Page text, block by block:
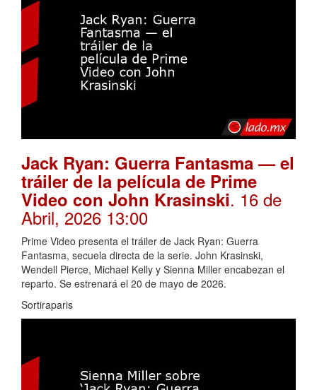
Jack Ryan: Guerra Fantasma — el
tráiler de la película de Prime
Video con John Krasinski. 16 de
Abril, 2026 13:00
Prime Video presenta el tráiler de Jack Ryan: Guerra
Fantasma, secuela directa de la serie. John Krasinski,
Wendell Pierce, Michael Kelly y Sienna Miller encabezan el
reparto. Se estrenará el 20 de mayo de 2026.
Sortiraparis